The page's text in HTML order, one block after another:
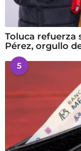
Toluca refuerza
Pérez, orgullo
5